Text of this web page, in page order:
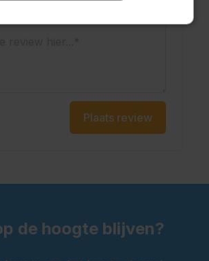
Plaats review
de hoogte blijven?